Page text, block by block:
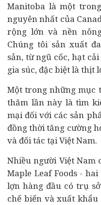
Manitoba là một
nguyên nhất của
rộng lớn và nền
Chúng tôi sản xuất
sản, từ ngũ cốc, hạt
gia súc, đặc biệt là thịt
Một trong những mục
thăm lần này là tìm
mại đối với các sản
đồng thời tăng cường
và đối tác tại Việt Nam.
Nhiều người Việt Nam
Maple Leaf Foods -
lợn hàng đầu có trụ
chế biến và xuất